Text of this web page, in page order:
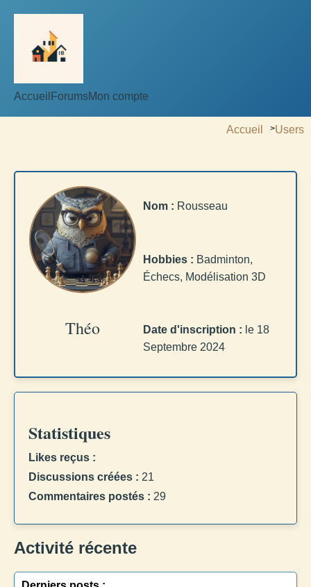
Accueil ForumsMon compte
Accueil >Users
Théo
Nom : Rousseau
Hobbies : Badminton,
Échecs, Modélisation 3D
Date d'inscription : le 18
Septembre 2024
Statistiques
Likes reçus :
Discussions créées : 21
Commentaires postés : 29
Activité récente